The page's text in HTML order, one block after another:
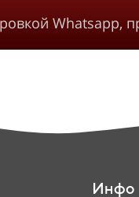
Whatsapp,
Инфо